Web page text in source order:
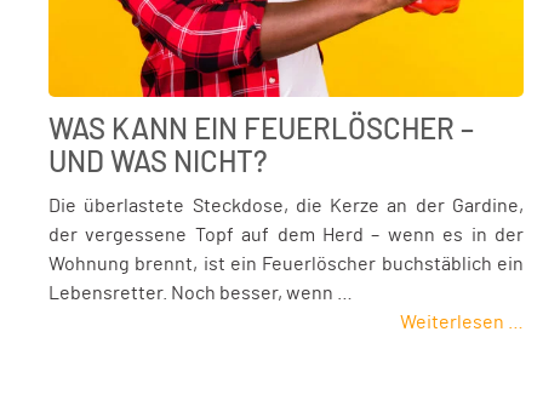
WAS KANN EIN FEUERLÖSCHER –
UND WAS NICHT?
Die überlastete Steckdose, die Kerze an der Gardine,
der vergessene Topf auf dem Herd – wenn es in der
Wohnung brennt, ist ein Feuerlöscher buchstäblich ein
Lebensretter. Noch besser, wenn …
Weiterlesen …